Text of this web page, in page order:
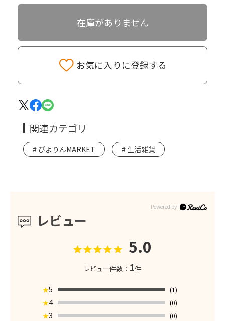
お気に入りに登録する
在庫がありません
レビュー
5.0
レビュー件数： 1件
★5
(1)
★4
(0)
★3
(0)
関連カテゴリ
ぴよりんMARKET 生活雑貨